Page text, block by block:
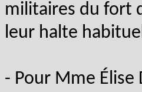
militaires du fort
leur halte
- Pour Mme